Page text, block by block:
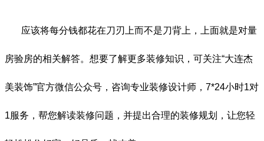
应该将每分钱都花在刀刃上而不是刀背上，上面就是对量
房验房的相关解答。想要了解更多装修知识，可关注“大连杰
美装饰”官方微信公众号，咨询专业装修设计师，7*24小时1对
1服务，帮您解读装修问题，并提出合理的装修规划，让您轻